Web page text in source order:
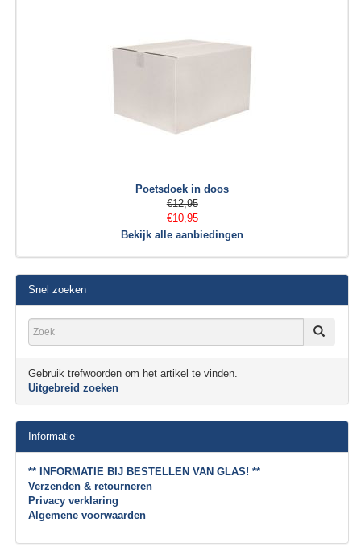
Poetsdoek in doos
€12,95
€10,95
Bekijk alle aanbiedingen
Snel zoeken
Gebruik trefwoorden om het artikel te vinden.
Uitgebreid zoeken
Informatie
** INFORMATIE BIJ BESTELLEN VAN GLAS! **
Verzenden & retourneren
Privacy verklaring
Algemene voorwaarden